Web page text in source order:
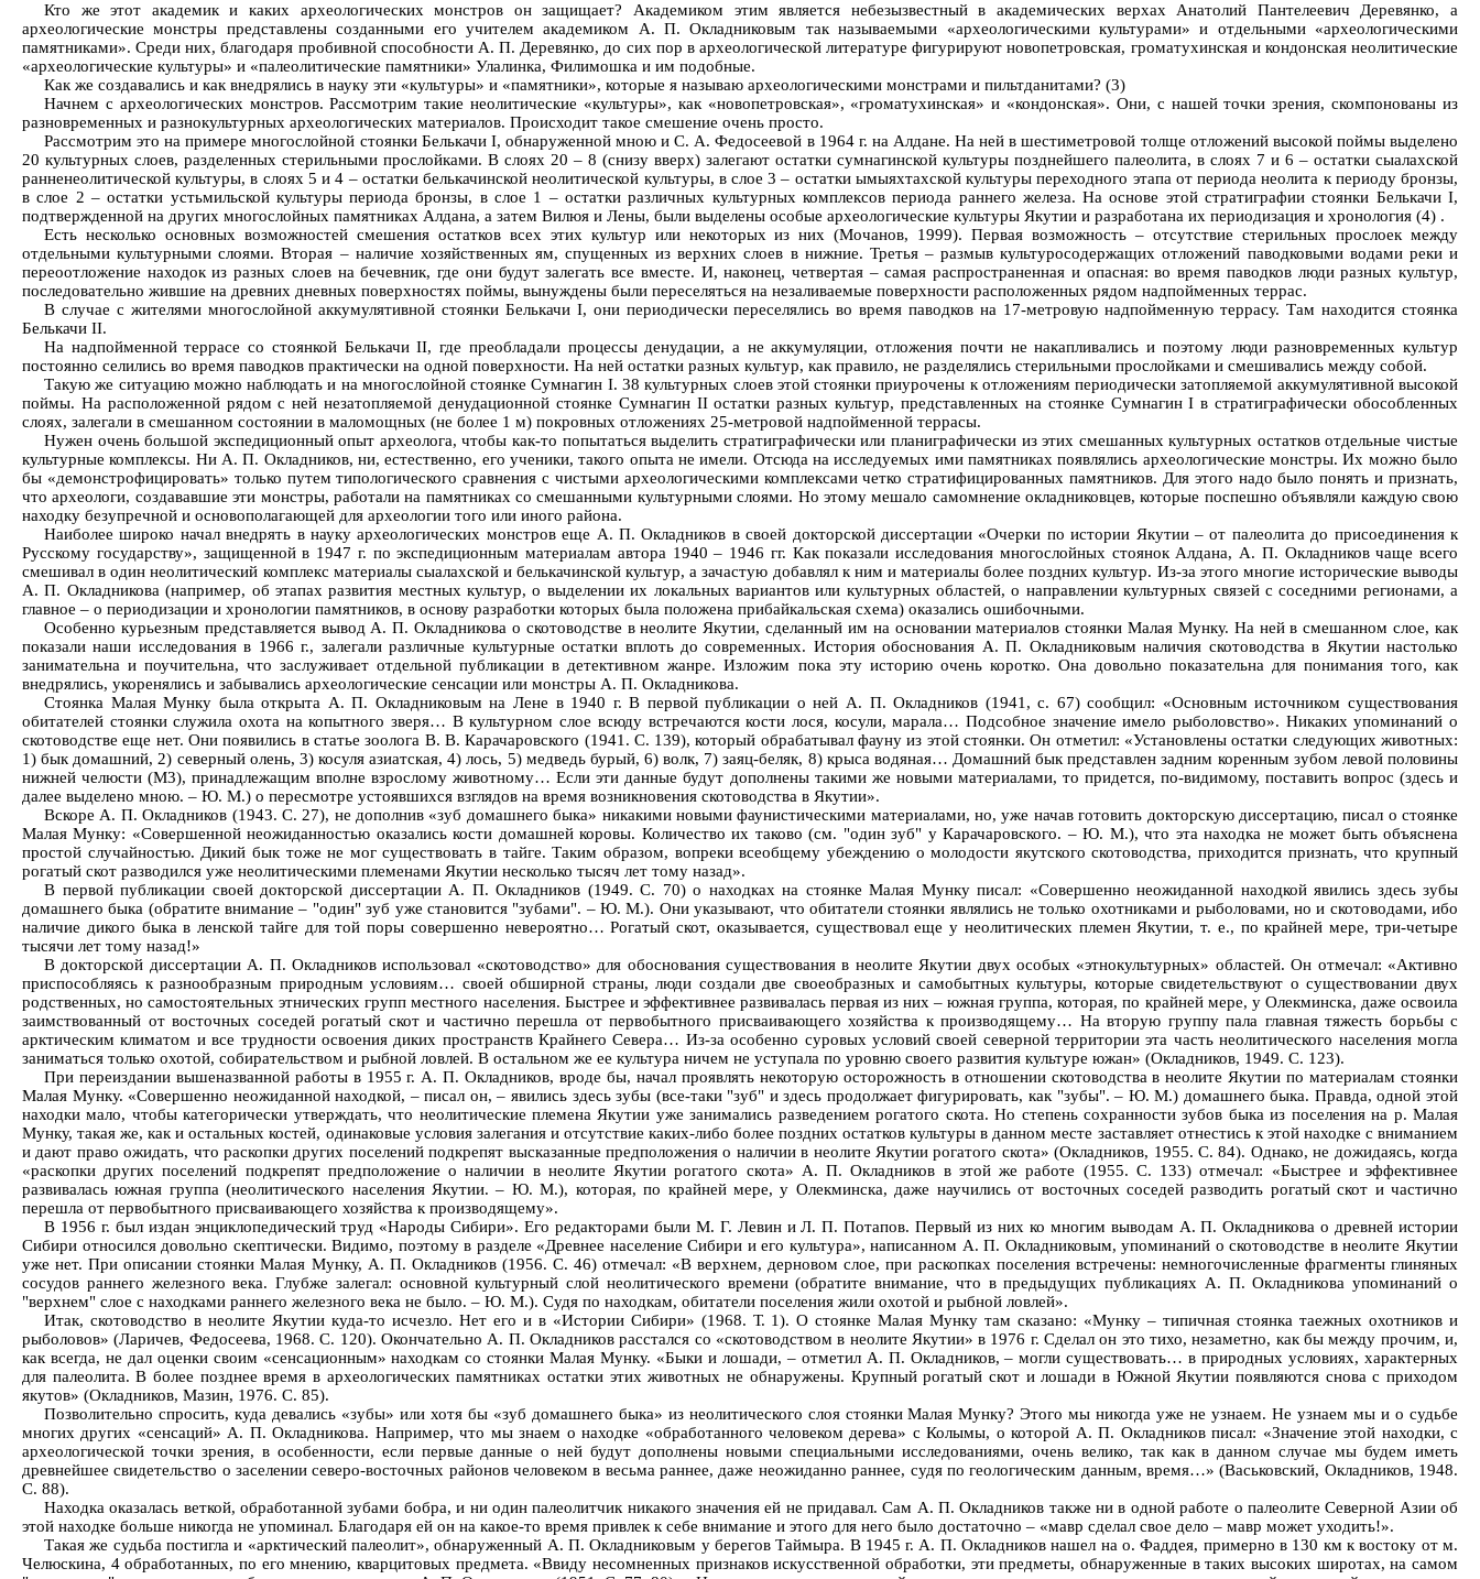
Кто же этот академик и каких археологических монстров он защищает? Академиком этим является небезызвестный в академических верхах Анатолий Пантелеевич Деревянко, а
археологические монстры представлены созданными его учителем академиком А. П. Окладниковым так называемыми «археологическими культурами» и отдельными «археологическими
памятниками». Среди них, благодаря пробивной способности А. П. Деревянко, до сих пор в археологической литературе фигурируют новопетровская, громатухинская и кондонская неолитические
«археологические культуры» и «палеолитические памятники» Улалинка, Филимошка и им подобные.
Как же создавались и как внедрялись в науку эти «культуры» и «памятники», которые я называю археологическими монстрами и пильтданитами? (3)
Начнем с археологических монстров. Рассмотрим такие неолитические «культуры», как «новопетровская», «громатухинская» и «кондонская». Они, с нашей точки зрения, скомпонованы из
разновременных и разнокультурных археологических материалов. Происходит такое смешение очень просто.
Рассмотрим это на примере многослойной стоянки Белькачи I, обнаруженной мною и С. А. Федосеевой в 1964 г. на Алдане. На ней в шестиметровой толще отложений высокой поймы выделено
20 культурных слоев, разделенных стерильными прослойками. В слоях 20 – 8 (снизу вверх) залегают остатки сумнагинской культуры позднейшего палеолита, в слоях 7 и 6 – остатки сыалахской
ранненеолитической культуры, в слоях 5 и 4 – остатки белькачинской неолитической культуры, в слое 3 – остатки ымыяхтахской культуры переходного этапа от периода неолита к периоду бронзы,
в слое 2 – остатки устьмильской культуры периода бронзы, в слое 1 – остатки различных культурных комплексов периода раннего железа. На основе этой стратиграфии стоянки Белькачи I,
подтвержденной на других многослойных памятниках Алдана, а затем Вилюя и Лены, были выделены особые археологические культуры Якутии и разработана их периодизация и хронология (4) .
Есть несколько основных возможностей смешения остатков всех этих культур или некоторых из них (Мочанов, 1999). Первая возможность – отсутствие стерильных прослоек между
отдельными культурными слоями. Вторая – наличие хозяйственных ям, спущенных из верхних слоев в нижние. Третья – размыв культуросодержащих отложений паводковыми водами реки и
переоотложение находок из разных слоев на бечевник, где они будут залегать все вместе. И, наконец, четвертая – самая распространенная и опасная: во время паводков люди разных культур,
последовательно жившие на древних дневных поверхностях поймы, вынуждены были переселяться на незаливаемые поверхности расположенных рядом надпойменных террас.
В случае с жителями многослойной аккумулятивной стоянки Белькачи I, они периодически переселялись во время паводков на 17-метровую надпойменную террасу. Там находится стоянка
Белькачи II.
На надпойменной террасе со стоянкой Белькачи II, где преобладали процессы денудации, а не аккумуляции, отложения почти не накапливались и поэтому люди разновременных культур
постоянно селились во время паводков практически на одной поверхности. На ней остатки разных культур, как правило, не разделялись стерильными прослойками и смешивались между собой.
Такую же ситуацию можно наблюдать и на многослойной стоянке Сумнагин I. 38 культурных слоев этой стоянки приурочены к отложениям периодически затопляемой аккумулятивной высокой
поймы. На расположенной рядом с ней незатопляемой денудационной стоянке Сумнагин II остатки разных культур, представленных на стоянке Сумнагин I в стратиграфически обособленных
слоях, залегали в смешанном состоянии в маломощных (не более 1 м) покровных отложениях 25-метровой надпойменной террасы.
Нужен очень большой экспедиционный опыт археолога, чтобы как-то попытаться выделить стратиграфически или планиграфически из этих смешанных культурных остатков отдельные чистые
культурные комплексы. Ни А. П. Окладников, ни, естественно, его ученики, такого опыта не имели. Отсюда на исследуемых ими памятниках появлялись археологические монстры. Их можно было
бы «демонстрофицировать» только путем типологического сравнения с чистыми археологическими комплексами четко стратифицированных памятников. Для этого надо было понять и признать,
что археологи, создававшие эти монстры, работали на памятниках со смешанными культурными слоями. Но этому мешало самомнение окладниковцев, которые поспешно объявляли каждую свою
находку безупречной и основополагающей для археологии того или иного района.
Наиболее широко начал внедрять в науку археологических монстров еще А. П. Окладников в своей докторской диссертации «Очерки по истории Якутии – от палеолита до присоединения к
Русскому государству», защищенной в 1947 г. по экспедиционным материалам автора 1940 – 1946 гг. Как показали исследования многослойных стоянок Алдана, А. П. Окладников чаще всего
смешивал в один неолитический комплекс материалы сыалахской и белькачинской культур, а зачастую добавлял к ним и материалы более поздних культур. Из-за этого многие исторические выводы
А. П. Окладникова (например, об этапах развития местных культур, о выделении их локальных вариантов или культурных областей, о направлении культурных связей с соседними регионами, а
главное – о периодизации и хронологии памятников, в основу разработки которых была положена прибайкальская схема) оказались ошибочными.
Особенно курьезным представляется вывод А. П. Окладникова о скотоводстве в неолите Якутии, сделанный им на основании материалов стоянки Малая Мунку. На ней в смешанном слое, как
показали наши исследования в 1966 г., залегали различные культурные остатки вплоть до современных. История обоснования А. П. Окладниковым наличия скотоводства в Якутии настолько
занимательна и поучительна, что заслуживает отдельной публикации в детективном жанре. Изложим пока эту историю очень коротко. Она довольно показательна для понимания того, как
внедрялись, укоренялись и забывались археологические сенсации или монстры А. П. Окладникова.
Стоянка Малая Мунку была открыта А. П. Окладниковым на Лене в 1940 г. В первой публикации о ней А. П. Окладников (1941, с. 67) сообщил: «Основным источником существования
обитателей стоянки служила охота на копытного зверя… В культурном слое всюду встречаются кости лося, косули, марала… Подсобное значение имело рыболовство». Никаких упоминаний о
скотоводстве еще нет. Они появились в статье зоолога В. В. Карачаровского (1941. С. 139), который обрабатывал фауну из этой стоянки. Он отметил: «Установлены остатки следующих животных:
1) бык домашний, 2) северный олень, 3) косуля азиатская, 4) лось, 5) медведь бурый, 6) волк, 7) заяц-беляк, 8) крыса водяная… Домашний бык представлен задним коренным зубом левой половины
нижней челюсти (М3), принадлежащим вполне взрослому животному… Если эти данные будут дополнены такими же новыми материалами, то придется, по-видимому, поставить вопрос (здесь и
далее выделено мною. – Ю. М.) о пересмотре устоявшихся взглядов на время возникновения скотоводства в Якутии».
Вскоре А. П. Окладников (1943. С. 27), не дополнив «зуб домашнего быка» никакими новыми фаунистическими материалами, но, уже начав готовить докторскую диссертацию, писал о стоянке
Малая Мунку: «Совершенной неожиданностью оказались кости домашней коровы. Количество их таково (см. "один зуб" у Карачаровского. – Ю. М.), что эта находка не может быть объяснена
простой случайностью. Дикий бык тоже не мог существовать в тайге. Таким образом, вопреки всеобщему убеждению о молодости якутского скотоводства, приходится признать, что крупный
рогатый скот разводился уже неолитическими племенами Якутии несколько тысяч лет тому назад».
В первой публикации своей докторской диссертации А. П. Окладников (1949. С. 70) о находках на стоянке Малая Мунку писал: «Совершенно неожиданной находкой явились здесь зубы
домашнего быка (обратите внимание – "один" зуб уже становится "зубами". – Ю. М.). Они указывают, что обитатели стоянки являлись не только охотниками и рыболовами, но и скотоводами, ибо
наличие дикого быка в ленской тайге для той поры совершенно невероятно… Рогатый скот, оказывается, существовал еще у неолитических племен Якутии, т. е., по крайней мере, три-четыре
тысячи лет тому назад!»
В докторской диссертации А. П. Окладников использовал «скотоводство» для обоснования существования в неолите Якутии двух особых «этнокультурных» областей. Он отмечал: «Активно
приспособляясь к разнообразным природным условиям… своей обширной страны, люди создали две своеобразных и самобытных культуры, которые свидетельствуют о существовании двух
родственных, но самостоятельных этнических групп местного населения. Быстрее и эффективнее развивалась первая из них – южная группа, которая, по крайней мере, у Олекминска, даже освоила
заимствованный от восточных соседей рогатый скот и частично перешла от первобытного присваивающего хозяйства к производящему… На вторую группу пала главная тяжесть борьбы с
арктическим климатом и все трудности освоения диких пространств Крайнего Севера… Из-за особенно суровых условий своей северной территории эта часть неолитического населения могла
заниматься только охотой, собирательством и рыбной ловлей. В остальном же ее культура ничем не уступала по уровню своего развития культуре южан» (Окладников, 1949. С. 123).
При переиздании вышеназванной работы в 1955 г. А. П. Окладников, вроде бы, начал проявлять некоторую осторожность в отношении скотоводства в неолите Якутии по материалам стоянки
Малая Мунку. «Совершенно неожиданной находкой, – писал он, – явились здесь зубы (все-таки "зуб" и здесь продолжает фигурировать, как "зубы". – Ю. М.) домашнего быка. Правда, одной этой
находки мало, чтобы категорически утверждать, что неолитические племена Якутии уже занимались разведением рогатого скота. Но степень сохранности зубов быка из поселения на р. Малая
Мунку, такая же, как и остальных костей, одинаковые условия залегания и отсутствие каких-либо более поздних остатков культуры в данном месте заставляет отнестись к этой находке с вниманием
и дают право ожидать, что раскопки других поселений подкрепят высказанные предположения о наличии в неолите Якутии рогатого скота» (Окладников, 1955. С. 84). Однако, не дожидаясь, когда
«раскопки других поселений подкрепят предположение о наличии в неолите Якутии рогатого скота» А. П. Окладников в этой же работе (1955. С. 133) отмечал: «Быстрее и эффективнее
развивалась южная группа (неолитического населения Якутии. – Ю. М.), которая, по крайней мере, у Олекминска, даже научились от восточных соседей разводить рогатый скот и частично
перешла от первобытного присваивающего хозяйства к производящему».
В 1956 г. был издан энциклопедический труд «Народы Сибири». Его редакторами были М. Г. Левин и Л. П. Потапов. Первый из них ко многим выводам А. П. Окладникова о древней истории
Сибири относился довольно скептически. Видимо, поэтому в разделе «Древнее население Сибири и его культура», написанном А. П. Окладниковым, упоминаний о скотоводстве в неолите Якутии
уже нет. При описании стоянки Малая Мунку, А. П. Окладников (1956. С. 46) отмечал: «В верхнем, дерновом слое, при раскопках поселения встречены: немногочисленные фрагменты глиняных
сосудов раннего железного века. Глубже залегал: основной культурный слой неолитического времени (обратите внимание, что в предыдущих публикациях А. П. Окладникова упоминаний о
"верхнем" слое с находками раннего железного века не было. – Ю. М.). Судя по находкам, обитатели поселения жили охотой и рыбной ловлей».
Итак, скотоводство в неолите Якутии куда-то исчезло. Нет его и в «Истории Сибири» (1968. Т. 1). О стоянке Малая Мунку там сказано: «Мунку – типичная стоянка таежных охотников и
рыболовов» (Ларичев, Федосеева, 1968. С. 120). Окончательно А. П. Окладников расстался со «скотоводством в неолите Якутии» в 1976 г. Сделал он это тихо, незаметно, как бы между прочим, и,
как всегда, не дал оценки своим «сенсационным» находкам со стоянки Малая Мунку. «Быки и лошади, – отметил А. П. Окладников, – могли существовать… в природных условиях, характерных
для палеолита. В более позднее время в археологических памятниках остатки этих животных не обнаружены. Крупный рогатый скот и лошади в Южной Якутии появляются снова с приходом
якутов» (Окладников, Мазин, 1976. С. 85).
Позволительно спросить, куда девались «зубы» или хотя бы «зуб домашнего быка» из неолитического слоя стоянки Малая Мунку? Этого мы никогда уже не узнаем. Не узнаем мы и о судьбе
многих других «сенсаций» А. П. Окладникова. Например, что мы знаем о находке «обработанного человеком дерева» с Колымы, о которой А. П. Окладников писал: «Значение этой находки, с
археологической точки зрения, в особенности, если первые данные о ней будут дополнены новыми специальными исследованиями, очень велико, так как в данном случае мы будем иметь
древнейшее свидетельство о заселении северо-восточных районов человеком в весьма раннее, даже неожиданно раннее, судя по геологическим данным, время…» (Васьковский, Окладников, 1948.
С. 88).
Находка оказалась веткой, обработанной зубами бобра, и ни один палеолитчик никакого значения ей не придавал. Сам А. П. Окладников также ни в одной работе о палеолите Северной Азии об
этой находке больше никогда не упоминал. Благодаря ей он на какое-то время привлек к себе внимание и этого для него было достаточно – «мавр сделал свое дело – мавр может уходить!».
Такая же судьба постигла и «арктический палеолит», обнаруженный А. П. Окладниковым у берегов Таймыра. В 1945 г. А. П. Окладников нашел на о. Фаддея, примерно в 130 км к востоку от м.
Челюскина, 4 обработанных, по его мнению, кварцитовых предмета. «Ввиду несомненных признаков искусственной обработки, эти предметы, обнаруженные в таких высоких широтах, на самом